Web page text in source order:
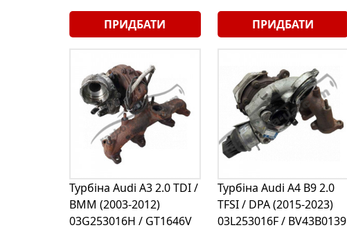
ПРИДБАТИ ПРИДБАТИ
Турбіна Audi A3 2.0 TDI /
BMM (2003-2012)
03G253016H / GT1646V
Турбіна Audi A4 B9 2.0
TFSI / DPA (2015-2023)
03L253016F / BV43B0139